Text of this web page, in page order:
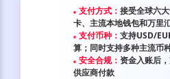
支付方式： 接受全球六
卡、主流本地钱包和万里
支付币种： 支持USD/
算；同时支持多种主流币
安全合规： 资金入账后
供应商付款